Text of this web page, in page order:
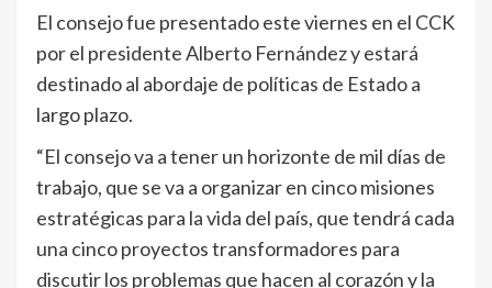
El consejo fue presentado este viernes en el CCK
por el presidente Alberto Fernández y estará
destinado al abordaje de políticas de Estado a
largo plazo.
“El consejo va a tener un horizonte de mil días de
trabajo, que se va a organizar en cinco misiones
estratégicas para la vida del país, que tendrá cada
una cinco proyectos transformadores para
discutir los problemas que hacen al corazón y la